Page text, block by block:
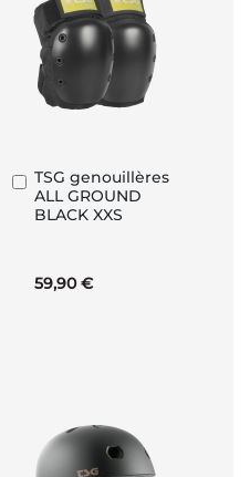
TSG genouillères
ALL GROUND
BLACK XXS
59,90 €
Ajouter
au
panier